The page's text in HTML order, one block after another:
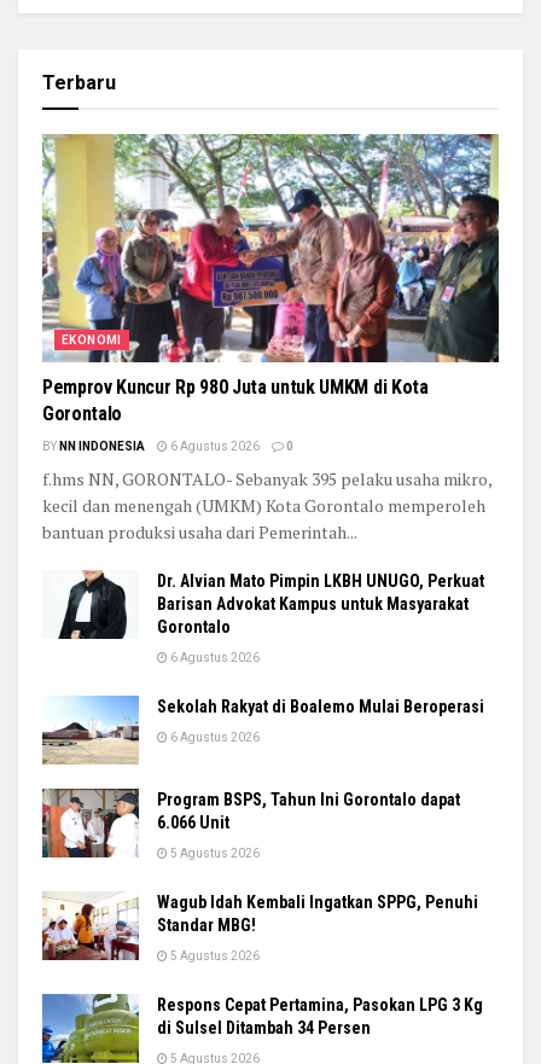
Terbaru
EKONOMI
Pemprov Kuncur Rp 980 Juta untuk UMKM di Kota
Gorontalo
BY NN INDONESIA 6 Agustus 2026 0
f.hms NN, GORONTALO- Sebanyak 395 pelaku usaha mikro,
kecil dan menengah (UMKM) Kota Gorontalo memperoleh
bantuan produksi usaha dari Pemerintah...
Dr. Alvian Mato Pimpin LKBH UNUGO, Perkuat
Barisan Advokat Kampus untuk Masyarakat
Gorontalo
6 Agustus 2026
Sekolah Rakyat di Boalemo Mulai Beroperasi
6 Agustus 2026
Program BSPS, Tahun Ini Gorontalo dapat
6.066 Unit
5 Agustus 2026
Wagub Idah Kembali Ingatkan SPPG, Penuhi
Standar MBG!
5 Agustus 2026
Respons Cepat Pertamina, Pasokan LPG 3 Kg
di Sulsel Ditambah 34 Persen
5 Agustus 2026